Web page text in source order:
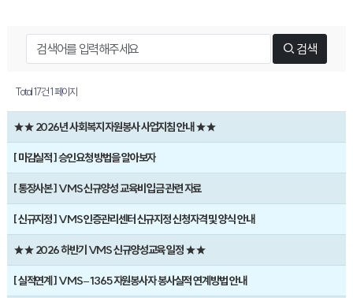
검색
Total 17건1 페이지
★★ 2026년 사회복지 자원봉사 사업지침 안내 ★★
[ 마감실적 ] 승인요청 방법을 알아보자
[ 통장사본 ] VMS 신규양성 교육비 입금 관련 자료
[ 신규지정 ] VMS 인증관리센터 신규지정 신청자격 및 양식 안내
★★ 2026 하반기 VMS 신규양성교육 일정 ★★
[ 실적연계 ] VMS – 1365 자원봉사자 봉사실적 연계방법 안내